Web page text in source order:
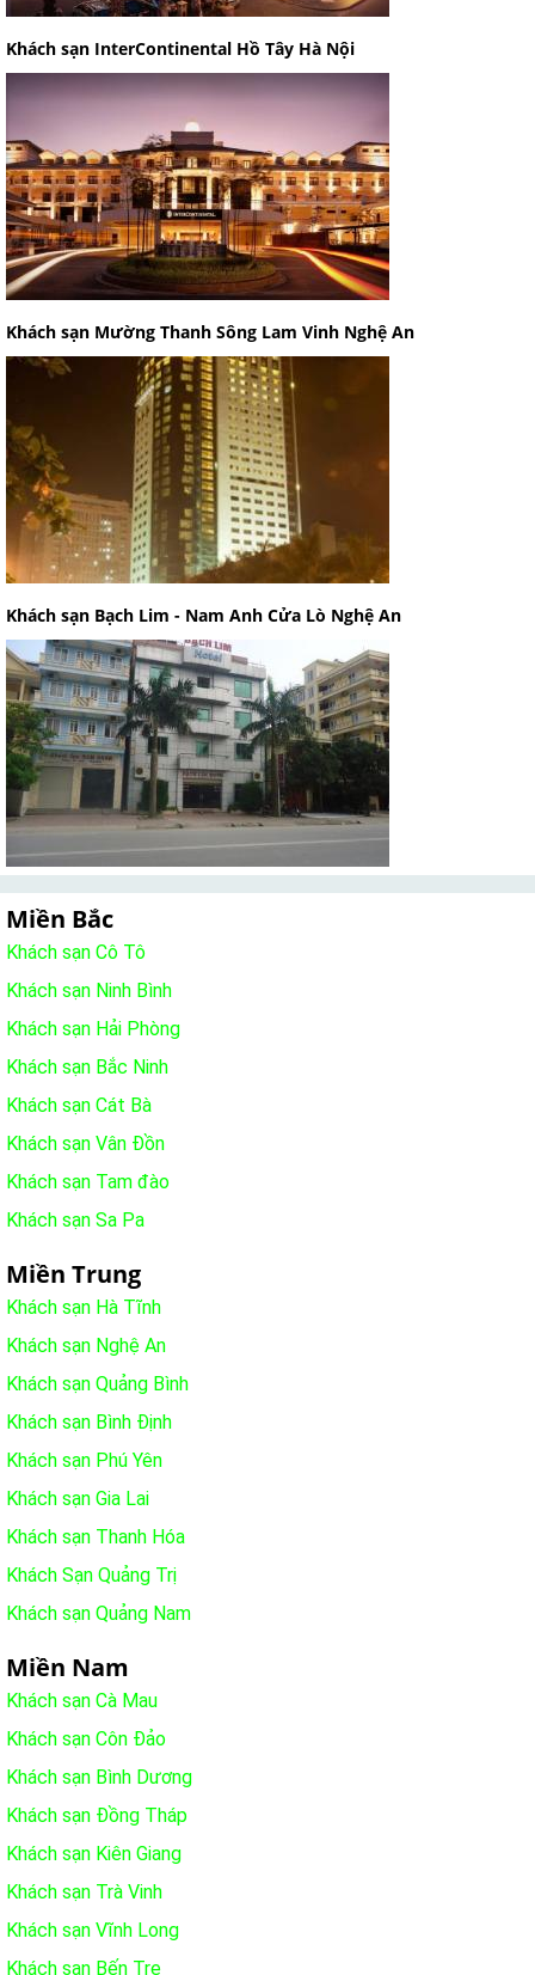
Khách sạn InterContinental Hồ Tây Hà Nội
Khách sạn Mường Thanh Sông Lam Vinh Nghệ An
Khách sạn Bạch Lim - Nam Anh Cửa Lò Nghệ An
Miền Bắc
Khách sạn Cô Tô
Khách sạn Ninh Bình
Khách sạn Hải Phòng
Khách sạn Bắc Ninh
Khách sạn Cát Bà
Khách sạn Vân Đồn
Khách sạn Tam đào
Khách sạn Sa Pa
Miền Trung
Khách sạn Hà Tĩnh
Khách sạn Nghệ An
Khách sạn Quảng Bình
Khách sạn Bình Định
Khách sạn Phú Yên
Khách sạn Gia Lai
Khách sạn Thanh Hóa
Khách Sạn Quảng Trị
Khách sạn Quảng Nam
Miền Nam
Khách sạn Cà Mau
Khách sạn Côn Đảo
Khách sạn Bình Dương
Khách sạn Đồng Tháp
Khách sạn Kiên Giang
Khách sạn Trà Vinh
Khách sạn Vĩnh Long
Khách sạn Bến Tre